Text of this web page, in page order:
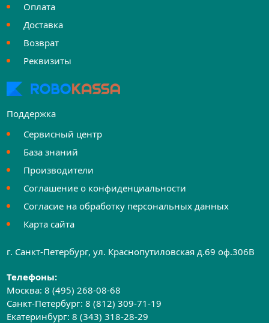
Оплата
Доставка
Возврат
Реквизиты
Поддержка
Сервисный центр
База знаний
Производители
Соглашение о конфиденциальности
Согласие на обработку персональных данных
Карта сайта
г. Санкт-Петербург, ул. Краснопутиловская д.69 оф.306B
Телефоны:
Москва:8 (495) 268-08-68
Санкт-Петербург:8 (812) 309-71-19
Екатеринбург:8 (343) 318-28-29